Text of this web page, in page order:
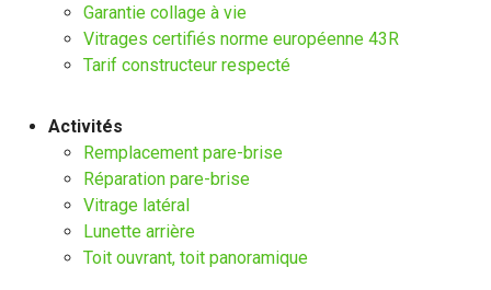
Garantie collage à vie
Vitrages certifiés norme européenne 43R
Tarif constructeur respecté
Activités
Remplacement pare-brise
Réparation pare-brise
Vitrage latéral
Lunette arrière
Toit ouvrant, toit panoramique